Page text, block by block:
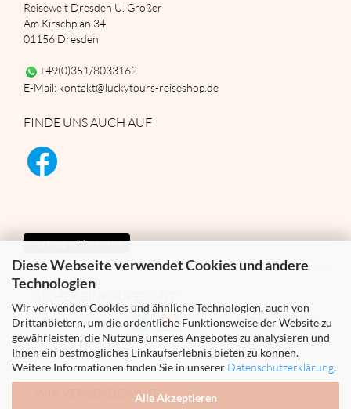
Diese Webseite verwendet Cookies und andere
Technologien
Wir verwenden Cookies und ähnliche Technologien, auch von
Drittanbietern, um die ordentliche Funktionsweise der Website zu
gewährleisten, die Nutzung unseres Angebotes zu analysieren und
Ihnen ein bestmögliches Einkaufserlebnis bieten zu können.
Weitere Informationen finden Sie in unserer Datenschutzerklärung.
Alle Akzeptieren
Reisewelt Dresden U. Großer
Am Kirschplan 34
01156 Dresden
+49(0)351/8033162
E-Mail: kontakt@luckytours-reiseshop.de
FINDE UNS AUCH AUF
Vertrag widerrufen
SICHER EINKAUFEN MIT
WIR VERSENDEN MIT